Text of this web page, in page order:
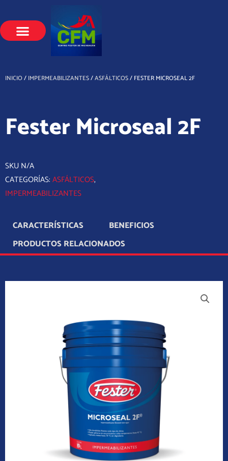
al
contenido
INICIO/ IMPERMEABILIZANTES/ASFÁLTICOS/ FESTER MICROSEAL 2F
Fester Microseal 2F
SKU N/A
CATEGORÍAS: ASFÁLTICOS,
IMPERMEABILIZANTES
CARACTERÍSTICAS
BENEFICIOS
PRODUCTOS RELACIONADOS